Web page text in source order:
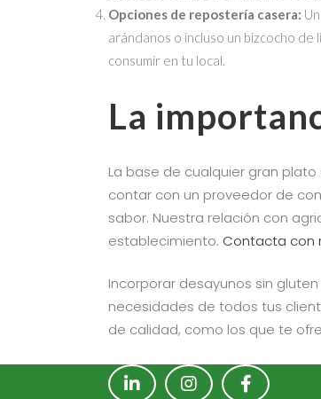
Opciones de repostería casera:
arándanos o incluso un bizcocho
consumir en tu local.
La
La base de cualquier gran
contar con un proveedor de
sabor. Nuestra relación con
establecimiento. Contacta con
Incorporar desayunos sin
necesidades de todos tus
de calidad, como los que te